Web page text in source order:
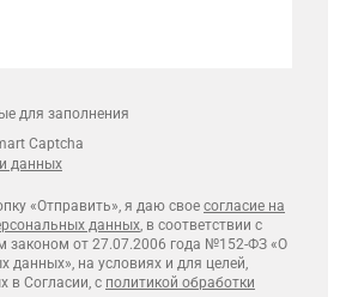
для заполнения
Captcha
данных
«Отправить», я даю свое согласие на
данных, в соответствии с
законом от 27.07.2006 года №152-ФЗ «О
данных», на условиях и для целей,
в Согласии, с политикой обработки